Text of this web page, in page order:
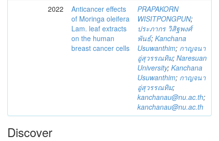
2022
Anticancer effects
of Moringa oleifera
Lam. leaf extracts
on the human
breast cancer cells
PRAPAKORN
WISITPONGPUN;
ประภากร วิสิฐพงศ์
พันธ์; Kanchana
Usuwanthim; กาญจนา
อู่สุวรรณทิม; Naresuan
University; Kanchana
Usuwanthim; กาญจนา
อู่สุวรรณทิม;
kanchanau@nu.ac.th;
kanchanau@nu.ac.th
Discover